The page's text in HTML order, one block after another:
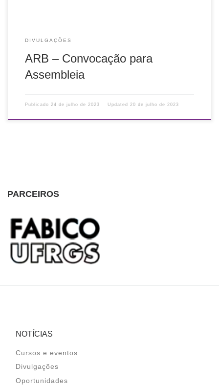
DIVULGAÇÕES
ARB – Convocação para
Assembleia
Publicado 24 de julho de 2023 Updated 20 de julho de 2023
PARCEIROS
NOTÍCIAS
Cursos e eventos
Divulgações
Oportunidades